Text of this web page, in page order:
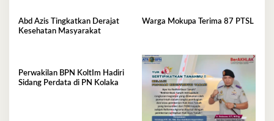
Abd Azis Tingkatkan Derajat
Kesehatan Masyarakat
Warga Mokupa Terima 87 PTSL
Perwakilan BPN KoltIm Hadiri
Sidang Perdata di PN Kolaka